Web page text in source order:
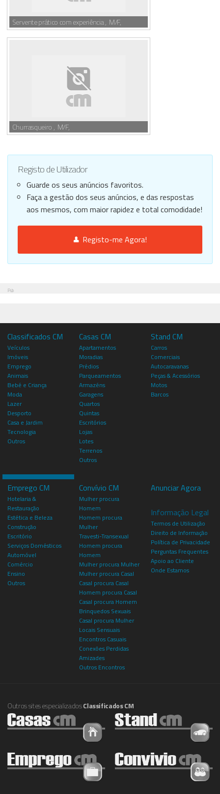
Servente prático com experiência , M/F,
Churrasqueiro , M/F,
Registo de Utilizador
Guarde os seus anúncios favoritos.
Faça a gestão dos seus anúncios, e das respostas
aos mesmos, com maior rapidez e total comodidade!
Registo-me Agora!
Pub
Classificados CM
Veículos
Imóveis
Emprego
Animais
Bebé e Criança
Moda
Lazer
Desporto
Casa e Jardim
Tecnologia
Outros
Casas CM
Apartamentos
Moradias
Prédios
Parqueamentos
Armazéns
Garagens
Quartos
Quintas
Escritórios
Lojas
Lotes
Terrenos
Outros
Stand CM
Carros
Comerciais
Autocaravanas
Peças & Acessórios
Motos
Barcos
Emprego CM
Hotelaria &
Restauração
Estética e Beleza
Construção
Escritório
Serviços Domésticos
Automóvel
Comércio
Ensino
Outros
Convívio CM
Mulher procura
Homem
Homem procura
Mulher
Travesti-Transexual
Homem procura
Homem
Mulher procura Mulher
Mulher procura Casal
Casal procura Casal
Homem procura Casal
Casal procura Homem
Brinquedos Sexuais
Casal procura Mulher
Locais Sensuais
Encontros Casuais
Conexões Perdidas
Amizades
Outros Encontros
Anunciar Agora
Informação Legal
Termos de Utilização
Direito de Informação
Política de Privacidade
Perguntas Frequentes
Apoio ao Cliente
Onde Estamos
Outros sites especializadosClassificados CM